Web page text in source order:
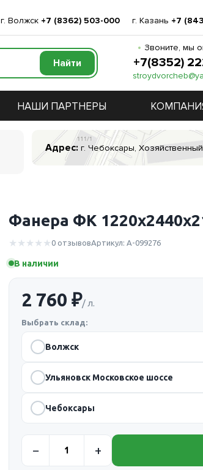
г. Волжск +7 (8362) 503-000 г. Казань +7
Звоните, мы
+7(8352)
НАШИ ПАРТНЕРЫ
Адрес: г. Чебоксары, Хозяйственный
Фанера ФК
0 отзывовАртикул: А-099276
В наличии
2 760 ₽/ л.
Выбрать склад:
Волжск
Ульяновск Московское шоссе
Чебоксары